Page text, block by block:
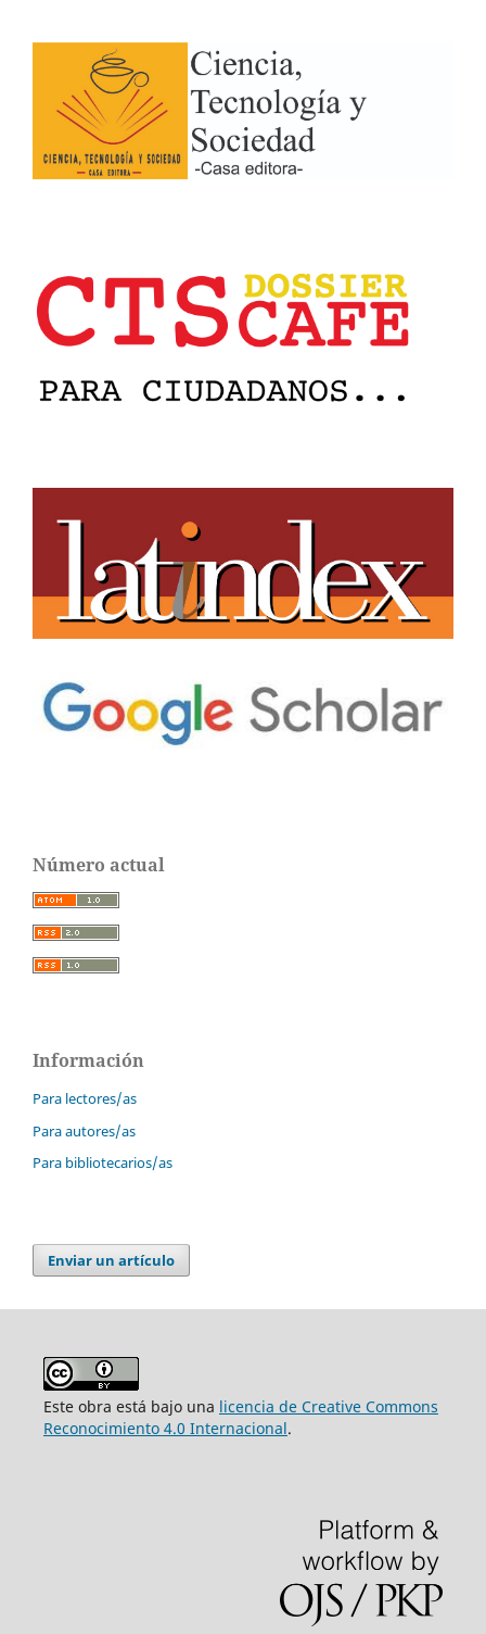
Número actual
Información
Para lectores/as
Para autores/as
Para bibliotecarios/as
Enviar un artículo
Este obra está bajo una licencia de Creative Commons
Reconocimiento 4.0 Internacional.